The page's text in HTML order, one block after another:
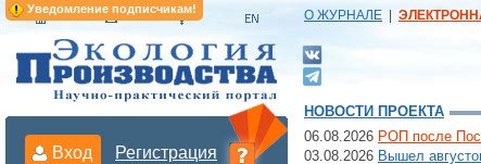
Уведомление подписчикам! О ЖУРНАЛЕ
Вход Регистрация
НОВОСТИ ПРОЕКТА
06.08.2026 РОП после
03.08.2026 Вышел